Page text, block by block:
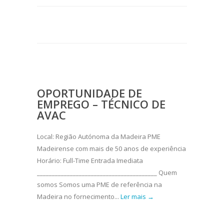
OPORTUNIDADE DE
EMPREGO – TÉCNICO DE
AVAC
Local: Região Autónoma da Madeira PME
Madeirense com mais de 50 anos de experiência
Horário: Full-Time Entrada Imediata
________________________________________ Quem
somos Somos uma PME de referência na
Madeira no fornecimento... Ler mais →